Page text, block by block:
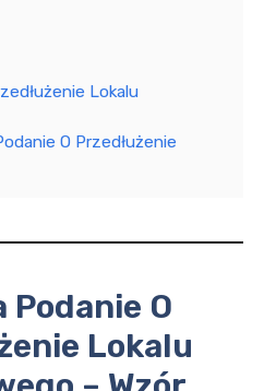
Lokalu
O Przedłużenie
Podanie O
Lokalu